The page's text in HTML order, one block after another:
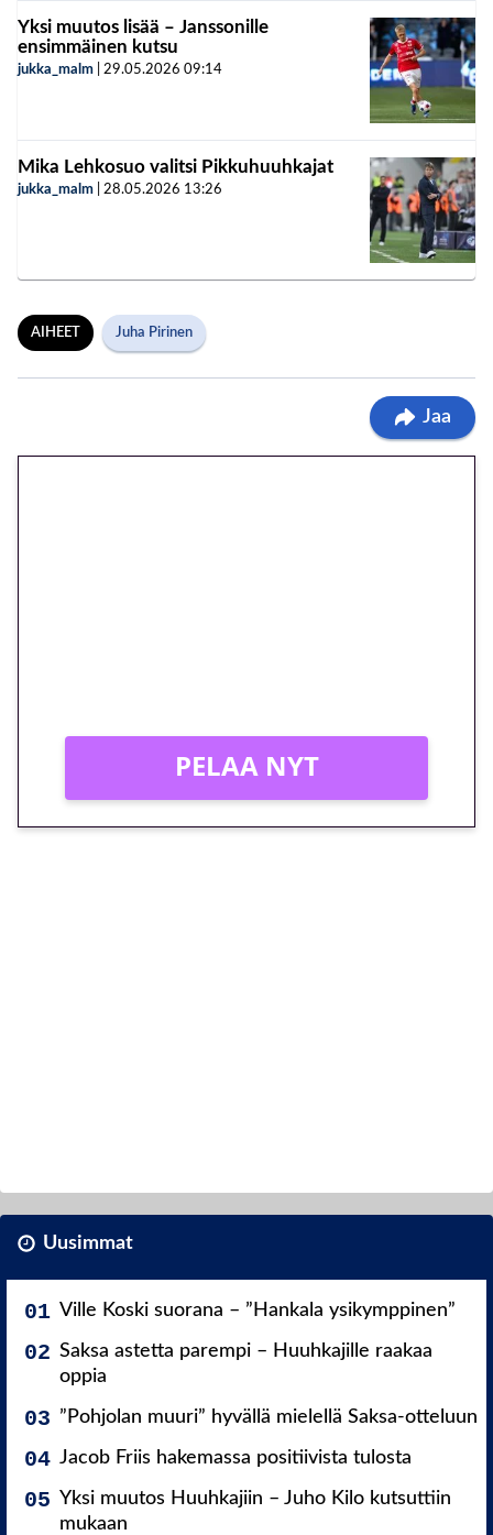
Yksi muutos lisää – Janssonille
ensimmäinen kutsu
jukka_malm 29.05.2026 09:14
Mika Lehkosuo valitsi Pikkuhuuhkajat
jukka_malm 28.05.2026 13:26
AIHEET Juha Pirinen
Jaa
PELAA NYT
Uusimmat
Ville Koski suorana – ”Hankala ysikymppinen”
Saksa astetta parempi – Huuhkajille raakaa
oppia
”Pohjolan muuri” hyvällä mielellä Saksa-otteluun
Jacob Friis hakemassa positiivista tulosta
Yksi muutos Huuhkajiin – Juho Kilo kutsuttiin
mukaan